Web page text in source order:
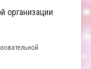
организации